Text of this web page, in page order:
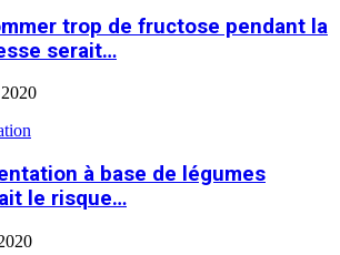
trop de fructose pendant la
serait…
à base de légumes
le risque…